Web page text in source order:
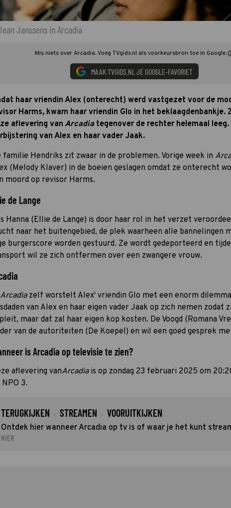
Janssens in Arcadia
Mis niets over Arcadia. Voeg TVgids.nl als voorkeursbron toe in Google.
MAAK TVGIDS.NL JE GOOGLE-FAVORIET
haar vriendin Alex (onterecht) werd vastgezet voor de
Harms, kwam haar vriendin Glo in het beklaagdenbankje.
aflevering van Arcadiategenover de rechter helemaal leeg.
van Alex en haar vader Jaak.
familie Hendriks zit zwaar in de problemen. Vorige week in
(Melody Klaver) in de boeien geslagen omdat ze onterecht
moord op revisor Harms.
de Lange
Hanna (Ellie de Lange) is door haar rol in het verzet
naar het buitengebied, de plek waarheen alle bannelingen
burgerscore worden gestuurd. Ze wordt gedeporteerd en
wil ze zich ontfermen over een zwangere vrouw.
Arcadia zelf worstelt Alex' vriendin Glo met een enorm
van Alex en haar eigen vader Jaak op zich nemen zodat
maar dat zal haar eigen kop kosten. De Voogd (Romana
van de autoriteiten (De Koepel) en wil een goed gesprek
is Arcadia op televisie te zien?
aflevering vanArcadiais op zondag 23 februari 2025 om
3.
TERUGKIJKEN · STREAMEN · VOORUITKIJKEN
Ontdek hier wanneer Arcadia op tv is of waar je het kunt
HIER